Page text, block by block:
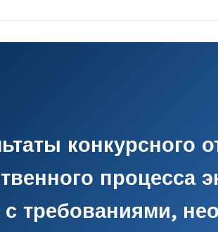
конкурсного
процесса
с требованиями,